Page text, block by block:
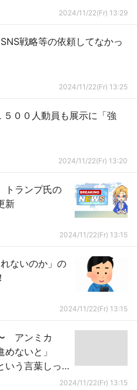
2024/11/22(Fr) 13:29
戦略等の依頼してなかっ
2024/11/22(Fr) 13:25
５００人動員も展示に「強
2024/11/22(Fr) 13:20
トランプ氏の
新
2024/11/22(Fr) 13:15
ないのか」の
2024/11/22(Fr) 13:15
アンミカ
めないと」
いう言葉しっ
2024/11/22(Fr) 13:15